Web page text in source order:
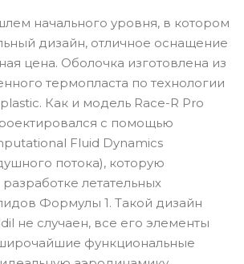
начального уровня, в котором
дизайн, отличное оснащение
цена. Оболочка изготовлена из
термопласта по технологии
Как и модель Race-R Pro
с помощью
Fluid Dynamics
потока), которую
летательных
Формулы 1. Такой дизайн
не случаен, все его элементы
функциональные